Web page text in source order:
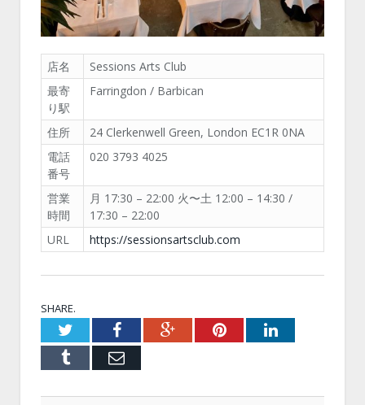
店名
Sessions Arts Club
最寄
り駅
Farringdon / Barbican
住所
24 Clerkenwell Green, London EC1R 0NA
電話
番号
020 3793 4025
営業
時間
月 17:30 – 22:00 火〜土 12:00 – 14:30 /
17:30 – 22:00
URL
https://sessionsartsclub.com
SHARE.
TwitterFacebookGoogle+PinterestLinkedIn
Tumblr Email